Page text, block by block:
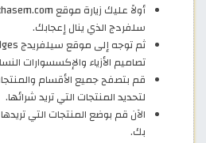
سلفردج الذي ينال إعجابك.
تصاميم الأزياء والإكسسوارات
قم بتصفح جميع الأقسام
لتحديد المنتجات التي تريد شرائها.
الآن قم بوضع المنتجات التي
بك.